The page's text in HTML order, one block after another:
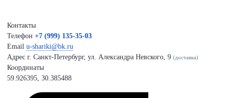
Контакты
Телефон +7 (999) 135-35-03
Email u-shariki@bk.ru
Адрес г. Санкт-Петербург, ул. Александра Невского, 9 (доставка)
Координаты
59.926395, 30.385488